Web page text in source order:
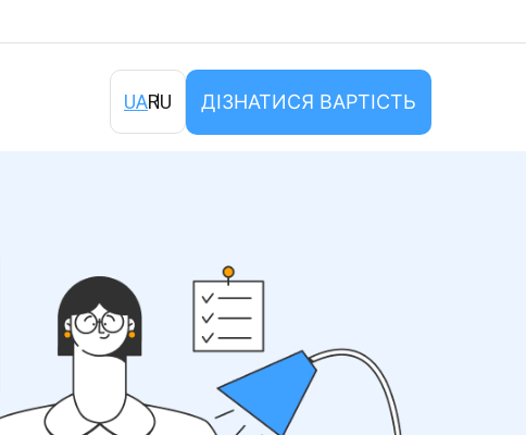
UARU ДІЗНАТИСЯ ВАРТІСТЬ